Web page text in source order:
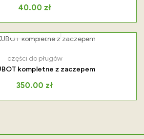
40.00 zł
części do pługów
kompletne z zaczepem
350.00 zł